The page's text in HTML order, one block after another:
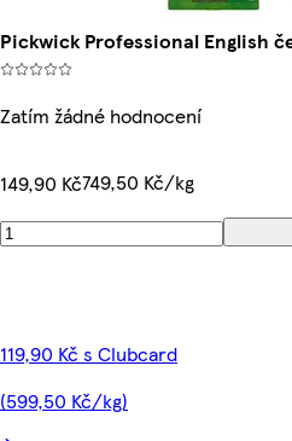
Pickwick Professional English
Zatím žádné hodnocení
149,90 Kč749,50 Kč/kg
119,90 Kč s Clubcard
(599,50 Kč/kg)